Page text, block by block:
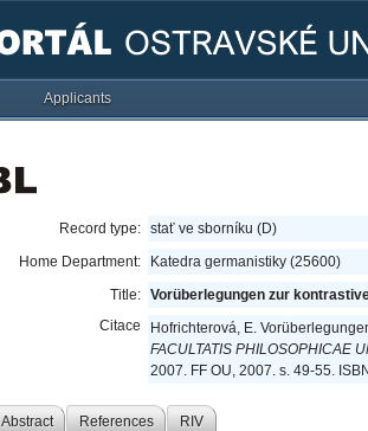
Applicants
Record type: stať ve sborníku (D)
Home Department:
Katedra germanistiky (25600)
Title: Vorüberlegungen zur
Citace
Hofrichterová, E.
FACULTATIS PHILOSOPHICAE
2007. FF OU, 2007. s. 49-55.
Abstract References RIV